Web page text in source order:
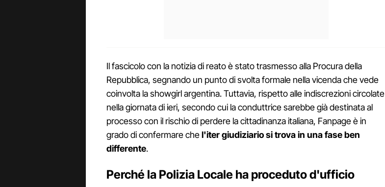
Il fascicolo con la notizia di reato è stato trasmesso alla Procura della
Repubblica, segnando un punto di svolta formale nella vicenda che vede
coinvolta la showgirl argentina. Tuttavia, rispetto alle indiscrezioni circolate
nella giornata di ieri, secondo cui la conduttrice sarebbe già destinata al
processo con il rischio di perdere la cittadinanza italiana, Fanpage è in
grado di confermare chel'iter giudiziario si trova in una fase ben
differente.
Perché la Polizia Locale ha proceduto d'ufficio